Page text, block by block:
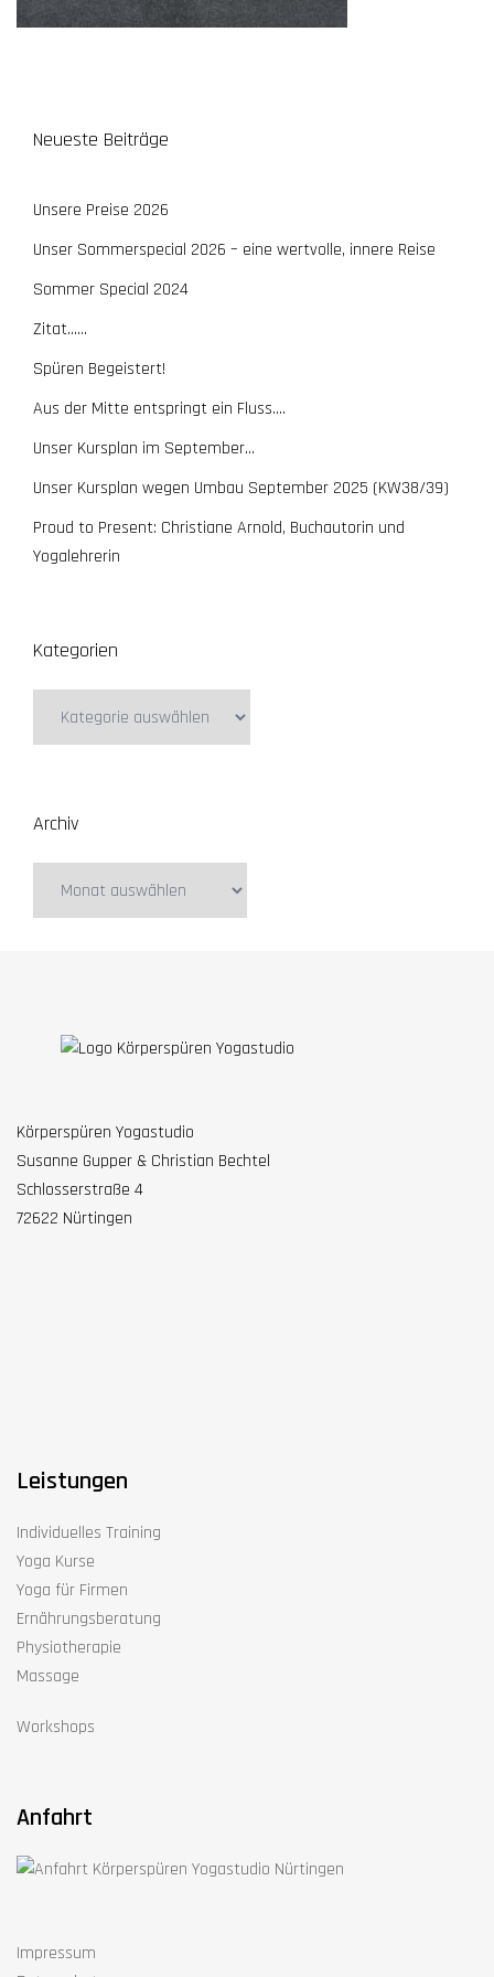
Neueste Beiträge
Unsere Preise 2026
Unser Sommerspecial 2026 – eine wertvolle, innere Reise
Sommer Special 2024
Zitat……
Spüren Begeistert!
Aus der Mitte entspringt ein Fluss….
Unser Kursplan im September…
Unser Kursplan wegen Umbau September 2025 (KW38/39)
Proud to Present: Christiane Arnold, Buchautorin und
Yogalehrerin
Kategorien
Archiv
Körperspüren Yogastudio
Susanne Gupper & Christian Bechtel
Schlosserstraße 4
72622 Nürtingen
Leistungen
Individuelles Training
Yoga Kurse
Yoga für Firmen
Ernährungsberatung
Physiotherapie
Massage
Workshops
Anfahrt
Impressum